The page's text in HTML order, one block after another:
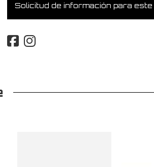
Solicitud de información para